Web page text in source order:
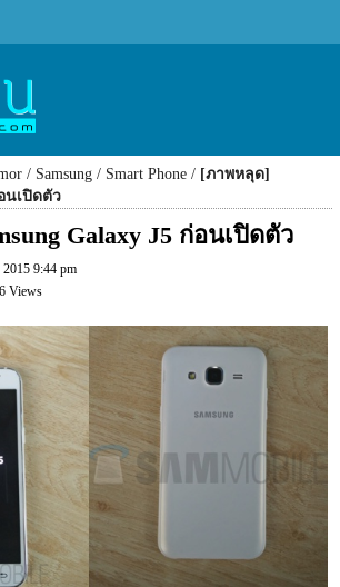
Samsung Smart Phone
[ภาพหลุด]
นเปิดตัว
Galaxy J5 ก่อนเปิดตัว
2015 9:44 pm
Views